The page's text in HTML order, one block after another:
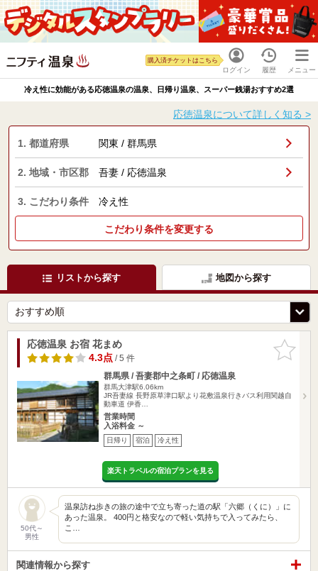
ログイン
購入済チケットはこちら
履歴 メニュー
冷え性に効能がある応徳温泉の温泉、日帰り温泉、スーパー銭湯おすすめ2選
応徳温泉について詳しく知る >
1. 都道府県 関東 / 群馬県
2. 地域・市区郡 吾妻 / 応徳温泉
3. こだわり条件 冷え性
こだわり条件を変更する
リストから探す 地図から探す
お気に入
りに追加
応徳温泉 お宿 花まめ
4.3点/ 5 件
群馬県 / 吾妻郡中之条町 / 応徳温泉
群馬大津駅6.06km
JR吾妻線 長野原草津口駅より花敷温泉行きバス利用関越自
動車道 伊香…
営業時間
入浴料金 ～
日帰り 宿泊 冷え性
楽天トラベルの宿泊プランを見る
50代～
男性
温泉訪ね歩きの旅の途中で立ち寄った道の駅「六郷（くに）」に
あった温泉。 400円と格安なので軽い気持ちで入ってみたら、
こ…
関連情報から探す